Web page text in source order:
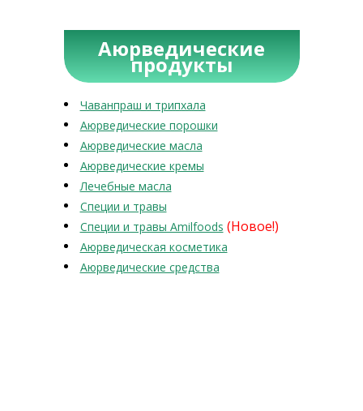
Аюрведические
продукты
Чаванпраш и трипхала
Аюрведические порошки
Аюрведические масла
Аюрведические кремы
Лечебные масла
Специи и травы
Специи и травы Amilfoods (Новое!)
Аюрведическая косметика
Аюрведические средства